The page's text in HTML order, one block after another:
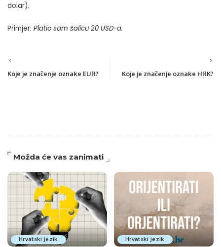
dolar).
Primjer: Platio sam šalicu 20 USD-a.
Koje je značenje oznake EUR? Koje je značenje oznake HRK?
Možda će vas zanimati
Hrvatski jezik Hrvatski jezik